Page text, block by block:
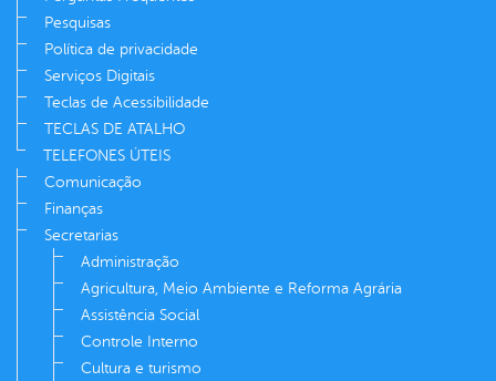
Pesquisas
Política de privacidade
Serviços Digitais
Teclas de Acessibilidade
TECLAS DE ATALHO
TELEFONES ÚTEIS
Comunicação
Finanças
Secretarias
Administração
Agricultura, Meio Ambiente e Reforma Agrária
Assistência Social
Controle Interno
Cultura e turismo